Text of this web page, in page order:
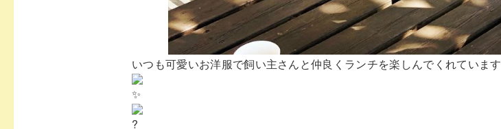
いつも可愛いお洋服で飼い主さんと仲良くランチを楽しんでくれています